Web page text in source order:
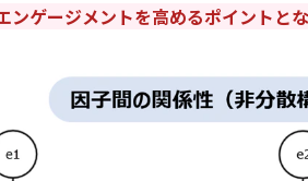
ンゲージメントを高めるポイントと